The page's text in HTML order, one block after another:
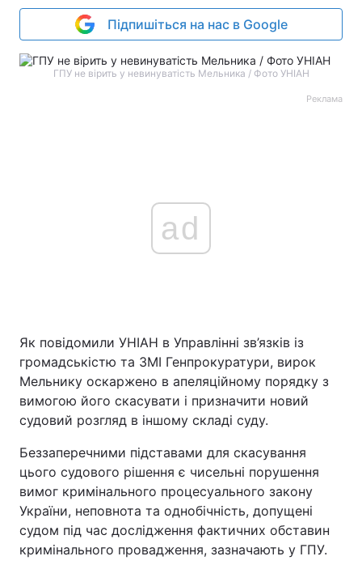
Підпишіться на нас в Google
ГПУ не вірить у невинуватість Мельника / Фото УНІАН
Реклама
ad
Як повідомили УНІАН в Управлінні зв’язків із
громадськістю та ЗМІ Генпрокуратури, вирок
Мельнику оскаржено в апеляційному порядку з
вимогою його скасувати і призначити новий
судовий розгляд в іншому складі суду.
Беззаперечними підставами для скасування
цього судового рішення є чисельні порушення
вимог кримінального процесуального закону
України, неповнота та однобічність, допущені
судом під час дослідження фактичних обставин
кримінального провадження, зазначають у ГПУ.